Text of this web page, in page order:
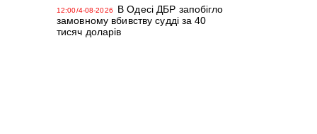
12:00/4-08-2026
В Одесі ДБР запобігло
замовному вбивству судді за 40
тисяч доларів